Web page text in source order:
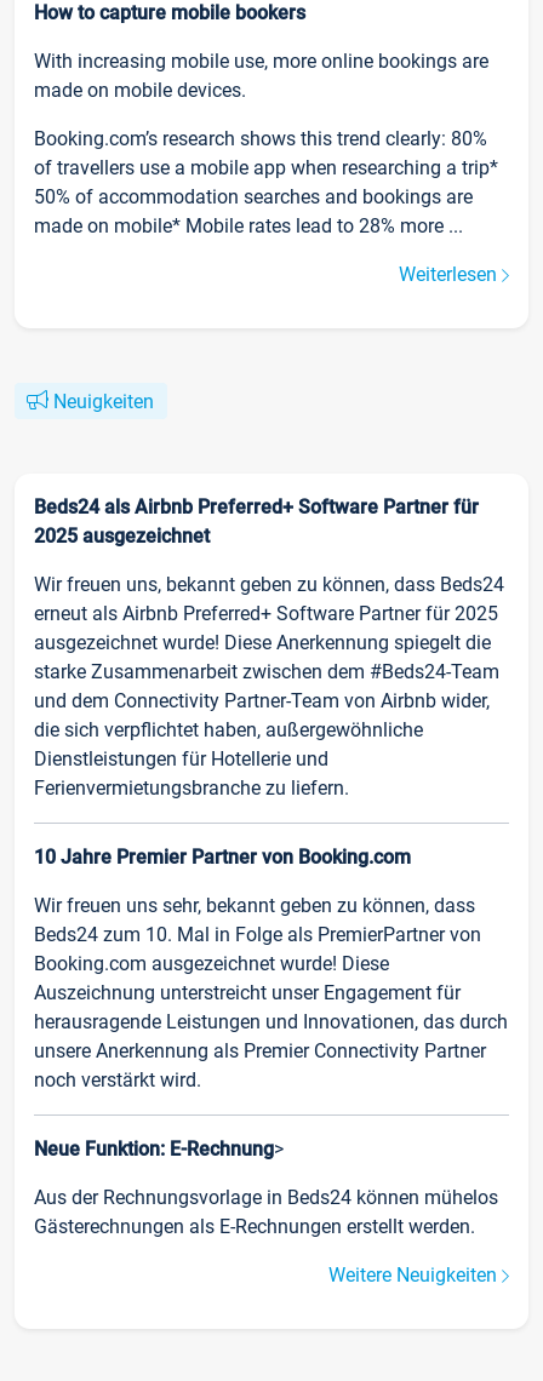
How to capture mobile bookers
With increasing mobile use, more online bookings are
made on mobile devices.
Booking.com’s research shows this trend clearly: 80%
of travellers use a mobile app when researching a trip*
50% of accommodation searches and bookings are
made on mobile* Mobile rates lead to 28% more ...
Weiterlesen
Neuigkeiten
Beds24 als Airbnb Preferred+ Software Partner für
2025 ausgezeichnet
Wir freuen uns, bekannt geben zu können, dass Beds24
erneut als Airbnb Preferred+ Software Partner für 2025
ausgezeichnet wurde! Diese Anerkennung spiegelt die
starke Zusammenarbeit zwischen dem #Beds24-Team
und dem Connectivity Partner-Team von Airbnb wider,
die sich verpflichtet haben, außergewöhnliche
Dienstleistungen für Hotellerie und
Ferienvermietungsbranche zu liefern.
10 Jahre Premier Partner von Booking.com
Wir freuen uns sehr, bekannt geben zu können, dass
Beds24 zum 10. Mal in Folge als PremierPartner von
Booking.com ausgezeichnet wurde! Diese
Auszeichnung unterstreicht unser Engagement für
herausragende Leistungen und Innovationen, das durch
unsere Anerkennung als Premier Connectivity Partner
noch verstärkt wird.
Neue Funktion: E-Rechnung>
Aus der Rechnungsvorlage in Beds24 können mühelos
Gästerechnungen als E-Rechnungen erstellt werden.
Weitere Neuigkeiten